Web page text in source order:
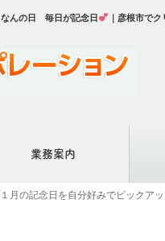
んの日 毎日が記念日 ｜彦根市で
業務案内
月の記念日を自分好みでピックア